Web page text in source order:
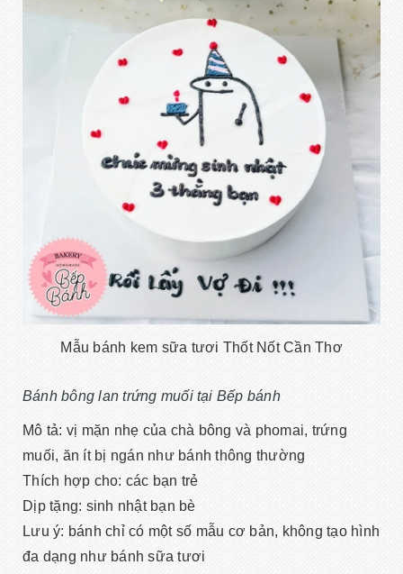
Mẫu bánh kem sữa tươi Thốt Nốt Cần Thơ
Bánh bông lan trứng muối tại Bếp bánh
Mô tả: vị mặn nhẹ của chà bông và phomai, trứng
muối, ăn ít bị ngán như bánh thông thường
Thích hợp cho: các bạn trẻ
Dịp tặng: sinh nhật bạn bè
Lưu ý: bánh chỉ có một số mẫu cơ bản, không tạo hình
đa dạng như bánh sữa tươi